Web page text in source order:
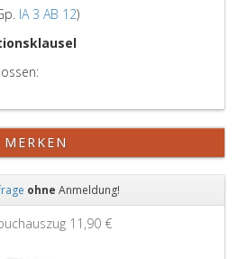
IA 3 AB 12)
MERKEN
ohne Anmeldung!
11,90 €